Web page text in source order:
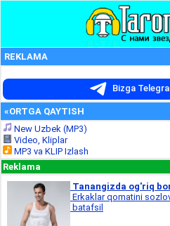
REKLAMA
Bizga
«ORTGA QAYTISH
New Uzbek (MP3)
Video, Kliplar
MP3 va KLIP Izlash
Reklama
Tanangizda og'riq
Erkaklar qomatini
batafsil